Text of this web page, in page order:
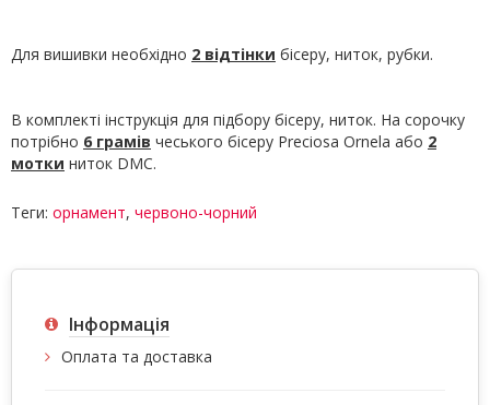
Для вишивки необхідно 2 відтінки бісеру, ниток, рубки.
В комплекті інструкція для підбору бісеру, ниток. На сорочку
потрібно 6 грамів чеського бісеру Preciosa Ornela або 2
мотки ниток DMC.
Теги: орнамент, червоно-чорний
Інформація
Оплата та доставка